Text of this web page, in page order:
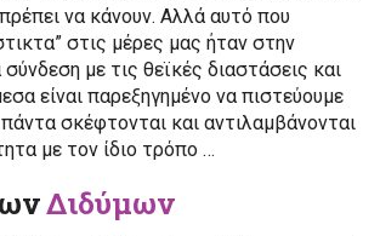
να κάνουν. Αλλά αυτό που
στις μέρες μας ήταν στην
με τις θεϊκές διαστάσεις και
είναι παρεξηγημένο να πιστεύουμε
σκέφτονται και αντιλαμβάνονται
με τον ίδιο τρόπο …
Διδύμων